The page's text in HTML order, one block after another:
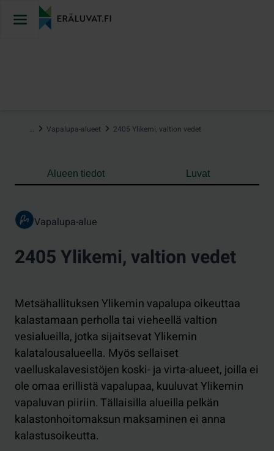
sisältöön
… Vapalupa-alueet 2405 Ylikemi, valtion vedet
Alueen tiedot Luvat
Vapalupa-alue
2405 Ylikemi, valtion vedet
Metsähallituksen Ylikemin vapalupa oikeuttaa
kalastamaan perholla tai vieheellä valtion
vesialueilla, jotka sijaitsevat Ylikemin
kalatalousalueella. Myös sellaiset
vaelluskalavesistöjen koski- ja virta-alueet, joilla ei
ole omaa erillistä vapalupaa, kuuluvat Ylikemin
vapaluvan piiriin. Tällaisilla alueilla pelkän
kalastonhoitomaksun maksaminen ei anna
kalastusoikeutta.